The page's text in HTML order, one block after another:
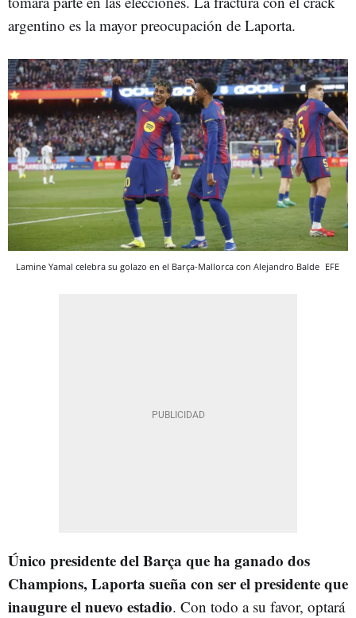
argentino es la mayor preocupación de Laporta.
Lamine Yamal celebra su golazo en el Barça-Mallorca con Alejandro Balde EFE
Único presidente del Barça que ha ganado dos
Champions, Laporta sueña con ser el presidente que
inaugure el nuevo estadio. Con todo a su favor, optará